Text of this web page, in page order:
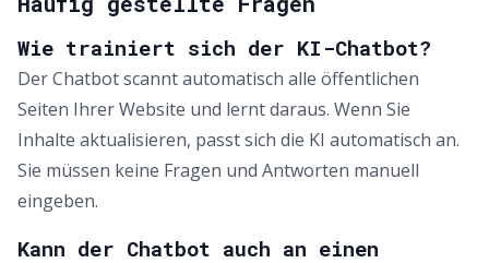
Wie trainiert sich der KI-Chatbot?
Der Chatbot scannt automatisch alle öffentlichen
Seiten Ihrer Website und lernt daraus. Wenn Sie
Inhalte aktualisieren, passt sich die KI automatisch an.
Sie müssen keine Fragen und Antworten manuell
eingeben.
Kann der Chatbot auch an einen